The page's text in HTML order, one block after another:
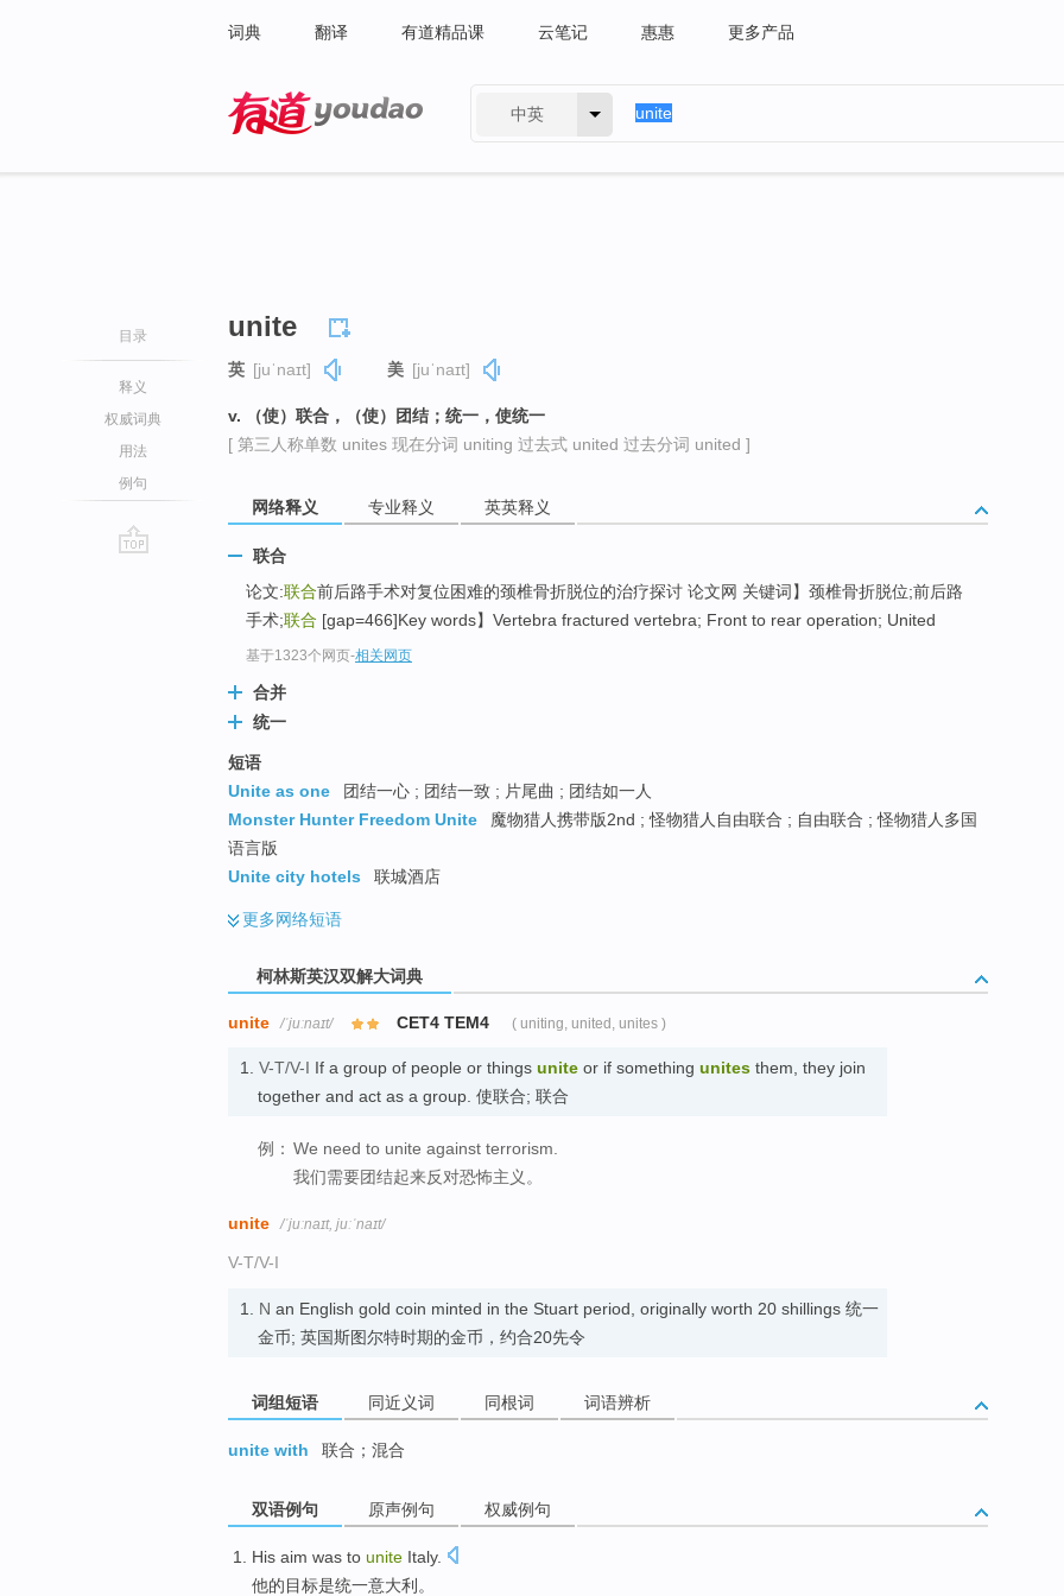
词典 翻译 有道精品课 云笔记 惠惠 更多产品
中英
目录
释义
权威词典
用法
例句
unite
英 [juˈnaɪt] 美 [juˈnaɪt]
v. （使）联合，（使）团结；统一，使统一
[ 第三人称单数 unites 现在分词 uniting 过去式 united 过去分词 united ]
网络释义 专业释义 英英释义
联合
论文:联合前后路手术对复位困难的颈椎骨折脱位的治疗探讨 论文网 关键词】颈椎骨折脱位;前后路
手术;联合 [gap=466]Key words】Vertebra fractured vertebra; Front to rear operation; United
基于1323个网页-相关网页
合并
统一
短语
Unite as one
团结一心 ; 团结一致 ; 片尾曲 ; 团结如一人
Monster Hunter Freedom Unite
魔物猎人携带版2nd ; 怪物猎人自由联合 ; 自由联合 ; 怪物猎人多国
语言版
Unite city hotels
联城酒店
更多网络短语
柯林斯英汉双解大词典
unite /ˈjuːnaɪt/ CET4 TEM4 ( uniting, united, unites )
1. V-T/V-I If a group of people or things unite or if something unites them, they join
together and act as a group. 使联合; 联合
例： We need to unite against terrorism.
我们需要团结起来反对恐怖主义。
unite /ˈjuːnaɪt, juːˈnaɪt/
V-T/V-I
1. N an English gold coin minted in the Stuart period, originally worth 20 shillings 统一
金币; 英国斯图尔特时期的金币，约合20先令
词组短语 同近义词 同根词 词语辨析
unite with 联合；混合
双语例句 原声例句 权威例句
His aim was to unite Italy.
他的目标是统一意大利 。